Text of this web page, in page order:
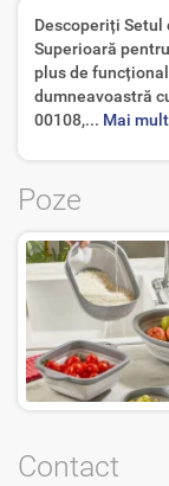
Descoperiți Setul
Superioară
plus de
dumneavoastră
00108,... Mai mult
Poze
Contact